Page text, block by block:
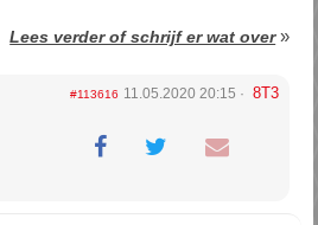
Lees verder of schrijf er wat over»
#113616 11.05.2020 20:15 8T3